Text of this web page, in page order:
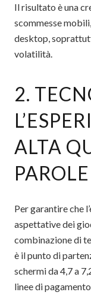
Il risultato è una
scommesse
desktop,
volatilità.
2.
ALTA
PAROLE
Per garantire che
aspettative dei
combinazione di
è il punto di
schermi da 4,7 a
linee di